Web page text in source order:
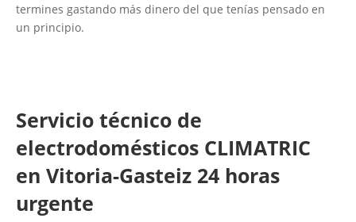
termines gastando más dinero del que tenías pensado en
un principio.
Servicio técnico de
electrodomésticos CLIMATRIC
en Vitoria-Gasteiz 24 horas
urgente